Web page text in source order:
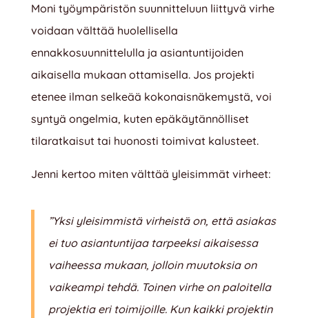
Moni työympäristön suunnitteluun liittyvä virhe
voidaan välttää huolellisella
ennakkosuunnittelulla ja asiantuntijoiden
aikaisella mukaan ottamisella. Jos projekti
etenee ilman selkeää kokonaisnäkemystä, voi
syntyä ongelmia, kuten epäkäytännölliset
tilaratkaisut tai huonosti toimivat kalusteet.
Jenni kertoo miten välttää yleisimmät virheet:
”Yksi yleisimmistä virheistä on, että asiakas
ei tuo asiantuntijaa tarpeeksi aikaisessa
vaiheessa mukaan, jolloin muutoksia on
vaikeampi tehdä. Toinen virhe on paloitella
projektia eri toimijoille. Kun kaikki projektin